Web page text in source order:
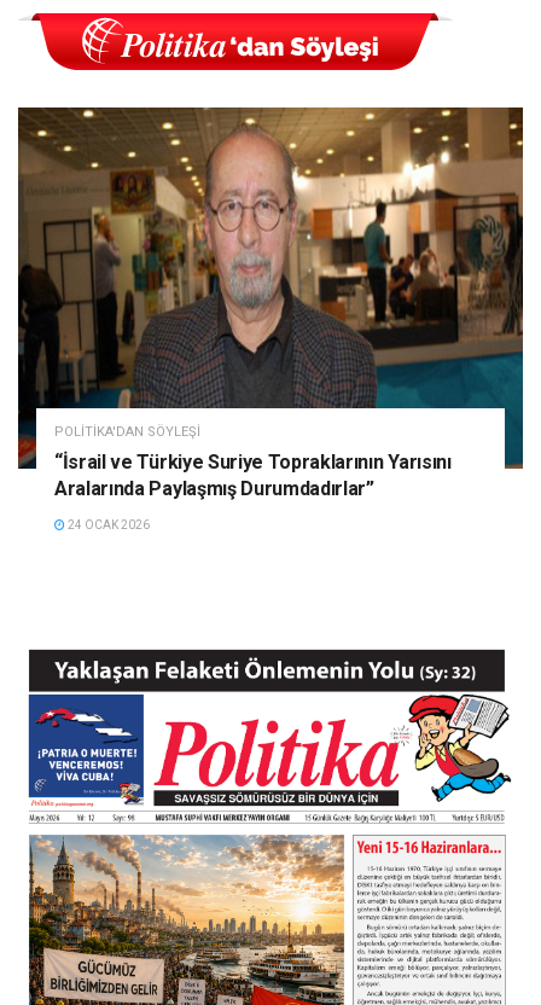
POLITIKA'DAN SÖYLEŞI
“İsrail ve Türkiye Suriye Topraklarının Yarısını
Aralarında Paylaşmış Durumdadırlar”
24 OCAK 2026